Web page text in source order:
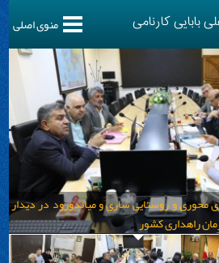
بابایی کارنامی منوی اصلی
محوری و روستایی ساری و میاندورود در دیدار
راهداری کشور